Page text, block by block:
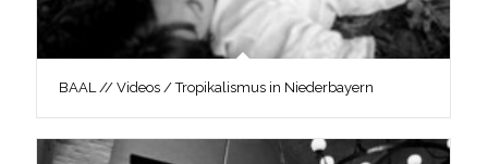
BAAL // Videos / Tropikalismus in Niederbayern